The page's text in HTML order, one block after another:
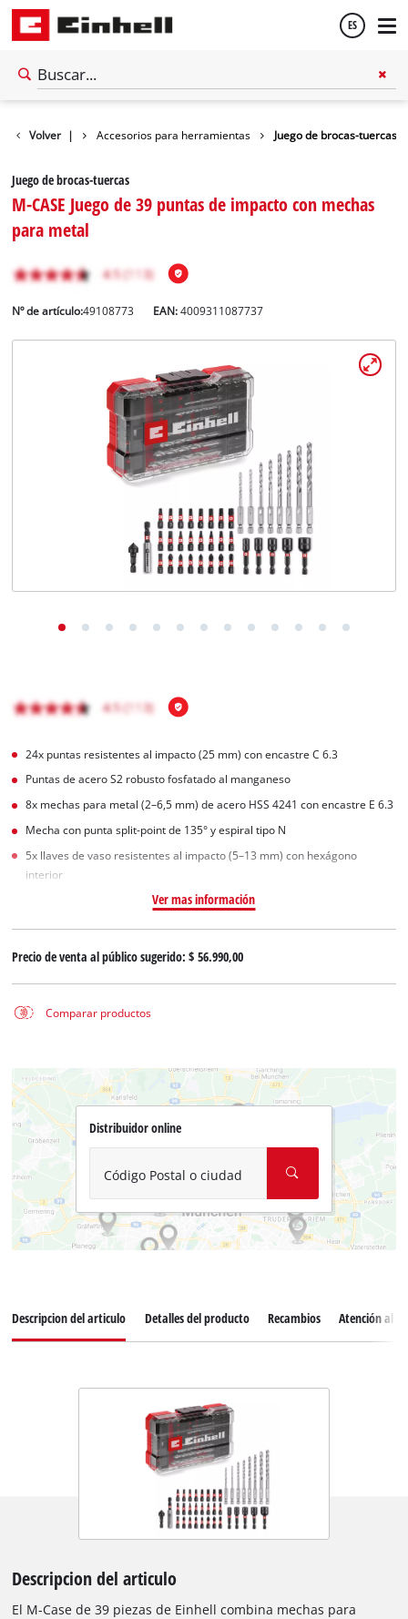
ES
Volver |
Accesorios Accesorios para herramientas Juego de brocas-tuercas
Juego de brocas-tuercas
M-CASE Juego de 39 puntas de impacto con mechas
para metal
Nº de artículo:49108773 EAN:4009311087737
24x puntas resistentes al impacto (25 mm) con encastre C 6.3
Puntas de acero S2 robusto fosfatado al manganeso
8x mechas para metal (2–6,5 mm) de acero HSS 4241 con encastre E 6.3
Mecha con punta split-point de 135° y espiral tipo N
5x llaves de vaso resistentes al impacto (5–13 mm) con hexágono
interior
Ver mas información
Precio de venta al público sugerido:$ 56.990,00
Comparar productos
Distribuidor online
Código Postal o ciudad
Descripcion del articulo Detalles del producto Recambios Atención al
Descripcion del articulo
El M-Case de 39 piezas de Einhell combina mechas para